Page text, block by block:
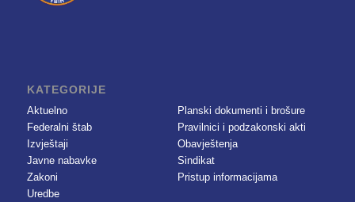
KATEGORIJE
Aktuelno
Federalni štab
Izvještaji
Javne nabavke
Zakoni
Uredbe
Planski dokumenti i brošure
Pravilnici i podzakonski akti
Obavještenja
Sindikat
Pristup informacijama